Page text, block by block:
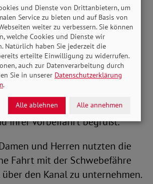
Wegen durch viele kleine
zu den Seeterrassen am
und Kuchen bestaunten wir
kleine Schiffchen. Die großen
Lautsprecher mit ihrer
und entsprechendem
ihrer Vorbeifahrt begrüßt.
und Herren nutzten die
Fahrt mit der Schwebefähre
den Kanal zu unternehmen.
und Dienste von Drittanbietern, um
Service zu bieten und auf Basis von
weiter zu verbessern. Sie können
welche Cookies und Dienste wir
Natürlich haben Sie jederzeit die
erteilte Einwilligung zu widerrufen.
auch zur Datenverarbeitung durch
Sie in unserer Datenschutzerklärung
.
Alle ablehnen Alle annehmen